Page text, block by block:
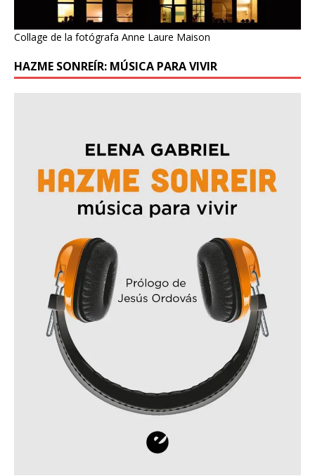
Collage de la fotógrafa Anne Laure Maison
HAZME SONREÍR: MÚSICA PARA VIVIR